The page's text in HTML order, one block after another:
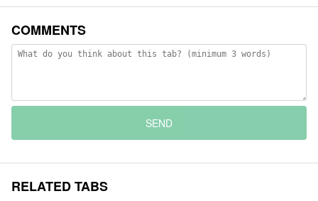
COMMENTS
SEND
RELATED TABS